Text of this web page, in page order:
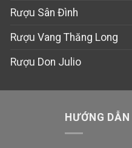
Rượu Sân Đình
Rượu Vang Thăng Long
Rượu Don Julio
HƯỚNG